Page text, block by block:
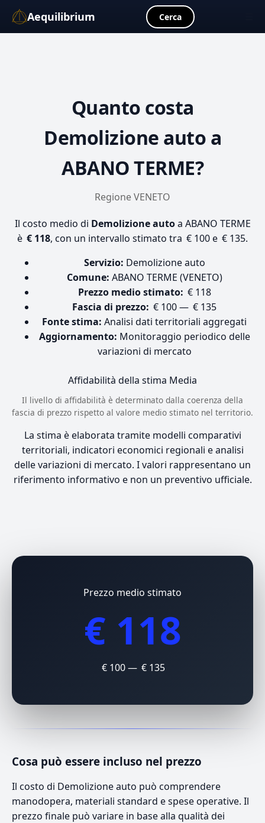
Aequilibrium Cerca
Quanto costa
Demolizione auto a
ABANO TERME?
Regione VENETO
Il costo medio di Demolizione autoa ABANO TERME
è € 118, con un intervallo stimato tra € 100 e € 135.
Servizio: Demolizione auto
Comune: ABANO TERME (VENETO)
Prezzo medio stimato: € 118
Fascia di prezzo: € 100 — € 135
Fonte stima: Analisi dati territoriali aggregati
Aggiornamento: Monitoraggio periodico delle
variazioni di mercato
Affidabilità della stima Media
Il livello di affidabilità è determinato dalla coerenza della
fascia di prezzo rispetto al valore medio stimato nel territorio.
La stima è elaborata tramite modelli comparativi
territoriali, indicatori economici regionali e analisi
delle variazioni di mercato. I valori rappresentano un
riferimento informativo e non un preventivo ufficiale.
Prezzo medio stimato
€ 118
€ 100 — € 135
Cosa può essere incluso nel prezzo
Il costo di Demolizione auto può comprendere
manodopera, materiali standard e spese operative. Il
prezzo finale può variare in base alla qualità dei